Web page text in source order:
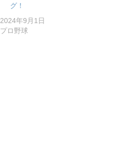
グ！
2024年9月1日
プロ野球